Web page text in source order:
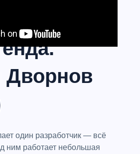
Дворнов
ним работает небольшая